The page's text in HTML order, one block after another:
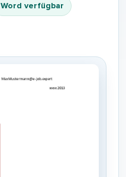
Word verfügbar